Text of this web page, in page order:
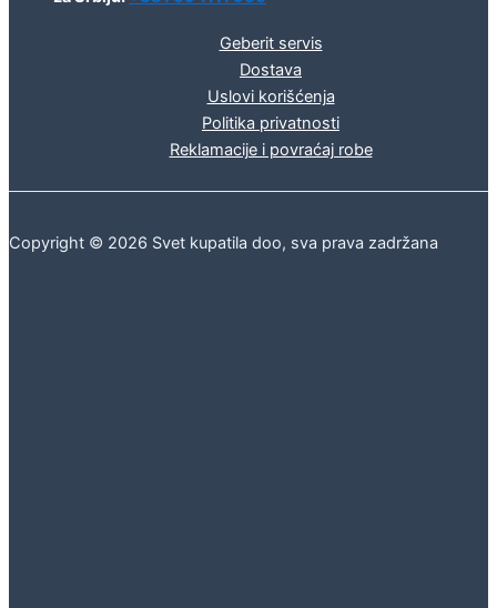
Geberit servis
Dostava
Uslovi korišćenja
Politika privatnosti
Reklamacije i povraćaj robe
Copyright © 2026 Svet kupatila doo, sva prava zadržana